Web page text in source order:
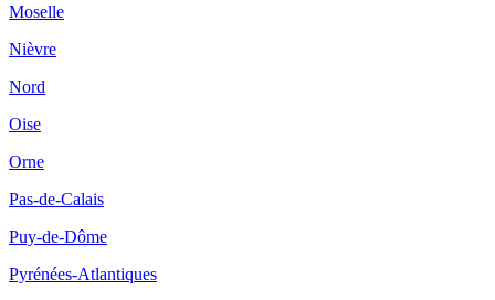
Moselle
Nièvre
Nord
Oise
Orne
Pas-de-Calais
Puy-de-Dôme
Pyrénées-Atlantiques